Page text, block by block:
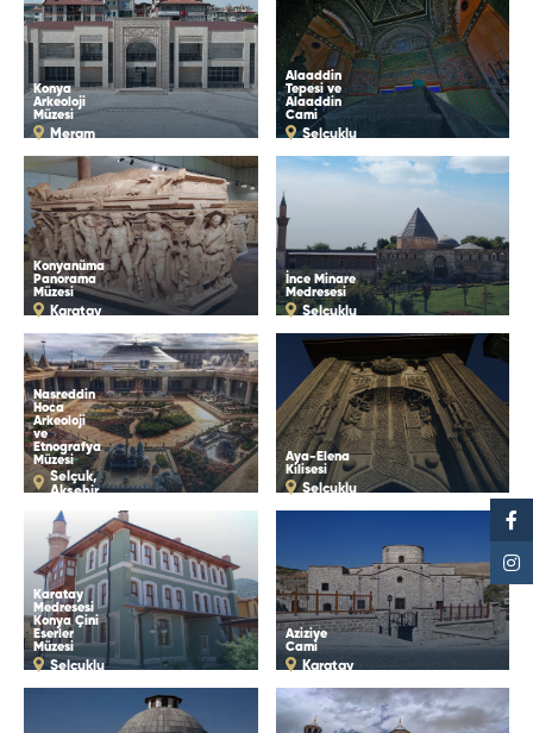
Konya
Arkeoloji
Müzesi
Meram
Alaaddin
Tepesi ve
Alaaddin
Cami
Selçuklu
Konyanüma
Panorama
Müzesi
Karatay
İnce Minare
Medresesi
Selçuklu
Nasreddin
Hoca
Arkeoloji
ve
Etnografya
Müzesi
Selçuk,
Akşehir
Aya-Elena
Kilisesi
Selçuklu
Karatay
Medresesi
Konya Çini
Eserler
Müzesi
Selçuklu
Aziziye
Cami
Karatay